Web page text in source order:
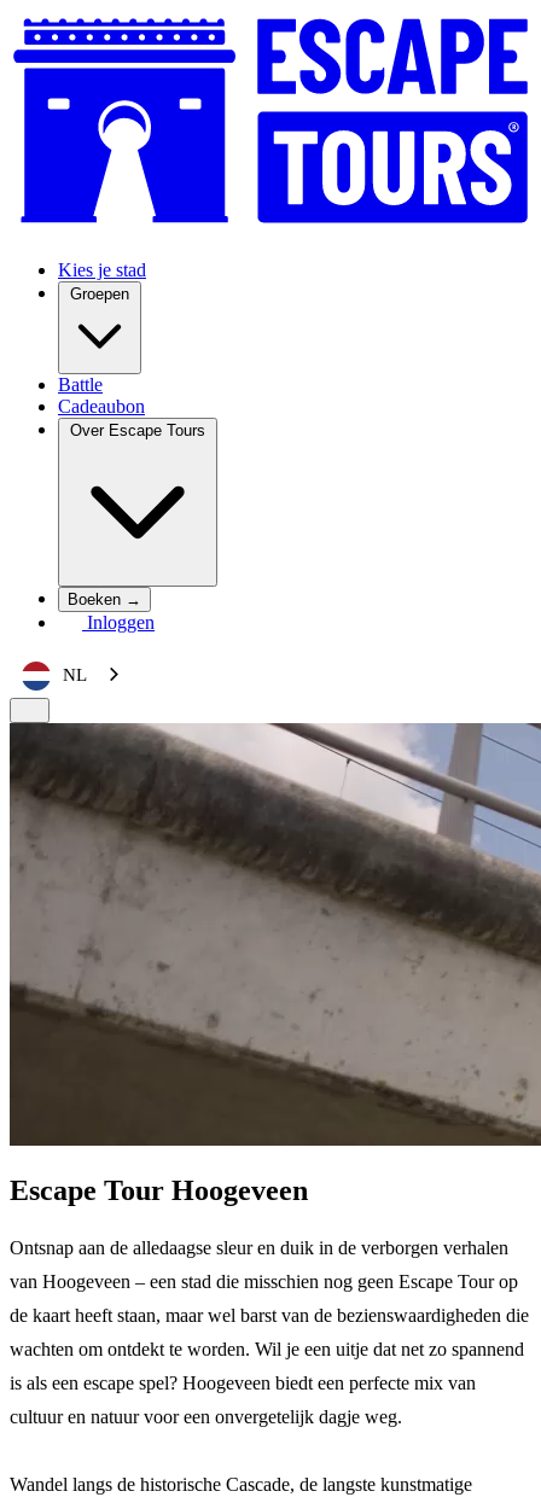
Kies je stad
Groepen
Battle
Cadeaubon
Over Escape Tours
Boeken →
Inloggen
NL
Escape Tour Hoogeveen
Ontsnap aan de alledaagse sleur en duik in de verborgen verhalen
van Hoogeveen – een stad die misschien nog geen Escape Tour op
de kaart heeft staan, maar wel barst van de bezienswaardigheden die
wachten om ontdekt te worden. Wil je een uitje dat net zo spannend
is als een escape spel? Hoogeveen biedt een perfecte mix van
cultuur en natuur voor een onvergetelijk dagje weg.
Wandel langs de historische Cascade, de langste kunstmatige